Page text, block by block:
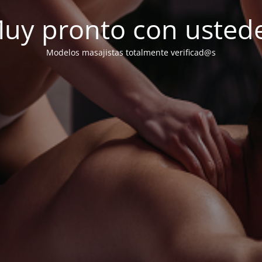
pronto con
Modelos masajistas totalmente verificad@s